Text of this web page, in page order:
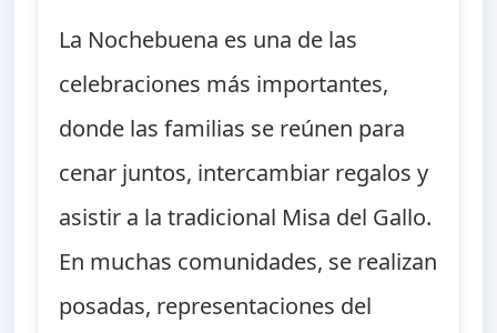
La Nochebuena es una de las
celebraciones más importantes,
donde las familias se reúnen para
cenar juntos, intercambiar regalos y
asistir a la tradicional Misa del Gallo.
En muchas comunidades, se realizan
posadas, representaciones del